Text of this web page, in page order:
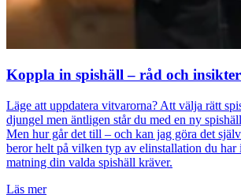
Koppla in spishäll – råd och insikter
Läge att uppdatera vitvarorna? Att välja rätt
djungel men äntligen står du med en ny
Men hur går det till – och kan jag göra det
beror helt på vilken typ av elinstallation du
matning din valda spishäll kräver.
Läs mer